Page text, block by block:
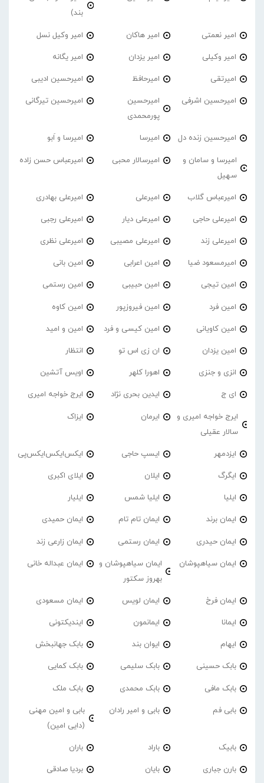
بند)
امیر نعمتی امیر هاکان امیر وکیل نسل
امیر وکیلی امیر یزدان امیر یگانه
امیرتقی امیرحافظ امیرحسین ادیبی
امیرحسین اشرفی
امیرحسین
پورمحمدی
امیرحسین تیرگانی
امیرحسین زنده دل امیرسا امیرسا و اَبو
امیرسا و سامان و
سهیل
امیرسالار محبی امیرعباس حسن زاده
امیرعباس گلاب امیرعلی امیرعلی بهادری
امیرعلی حاجی امیرعلی دیار امیرعلی رجبی
امیرعلی زند امیرعلی مصیبی امیرعلی نظری
امیرمسعود ضیا امین اعرابی امین بانی
امین تیجی امین حبیبی امین رستمی
امین فرد امین فیروزپور امین کاوه
امین کاویانی امین کیسی و فرد امین و امید
امین یزدان ان زی اس تو انتظار
انزی و جنزی اهورا کلهر اویس آتشین
ای ج ایدین بحری نژاد ایرج خواجه امیری
ایرج خواجه امیری و
سالار عقیلی
ایرمان ایزاک
ایزدمهر ایسپ حاجی ایکس‌ایکس‌ایکس‌پی
ایگرگ ایلان ایلای اکبری
ایلیا ایلیا شمس ایلیار
ایمان برند ایمان تام تام ایمان حمیدی
ایمان حیدری ایمان رستمی ایمان زارعی زند
ایمان سیاهپوشان
ایمان سیاهپوشان و
بهروز سکتور
ایمان عبداله خانی
ایمان فرخ ایمان لویس ایمان مسعودی
ایمانا ایمانمون ایندیکتونی
ایهام ایوان بند بابک جهانبخش
بابک حسینی بابک سلیمی بابک کمایی
بابک مافی بابک محمدی بابک ملک
بابی فم بابی و امیر رادان
بابی و امین مهنی
(دایی امین)
بابیک باراد باران
بارن جباری بایان بردیا صادقی